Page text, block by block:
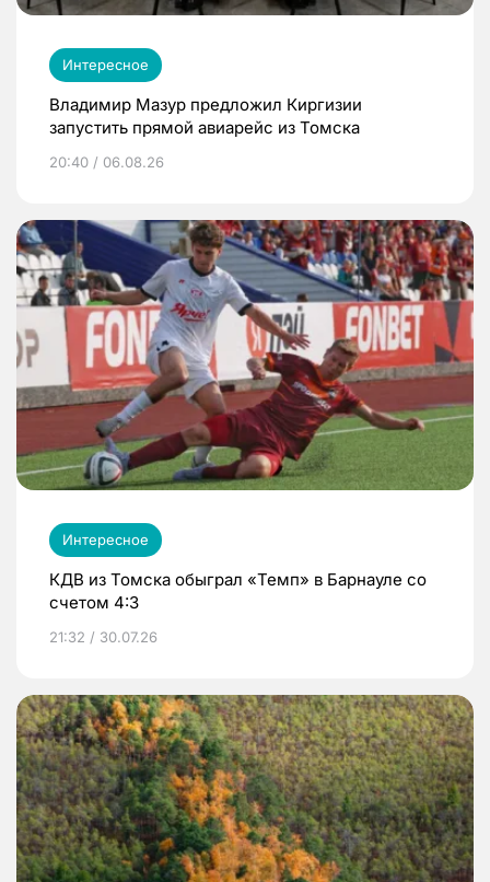
Интересное
Владимир Мазур предложил Киргизии
запустить прямой авиарейс из Томска
20:40 / 06.08.26
Интересное
КДВ из Томска обыграл «Темп» в Барнауле со
счетом 4:3
21:32 / 30.07.26